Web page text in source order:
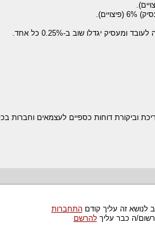
וביקורת דוחות כספיים לעצמאים וחברות
לנושא זה עליך קודםהתחברות
ה כבר עליךלהרשם